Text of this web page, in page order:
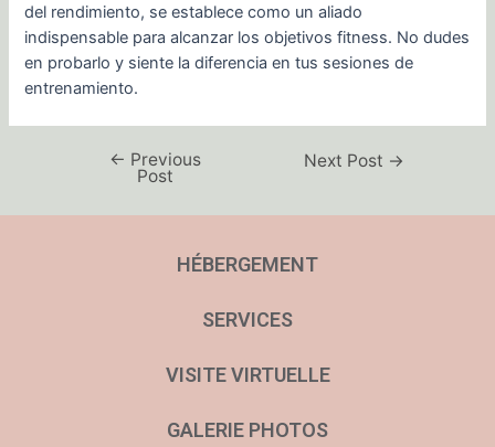
del rendimiento, se establece como un aliado
indispensable para alcanzar los objetivos fitness. No dudes
en probarlo y siente la diferencia en tus sesiones de
entrenamiento.
← Previous
Post
Next Post →
HÉBERGEMENT
SERVICES
VISITE VIRTUELLE
GALERIE PHOTOS